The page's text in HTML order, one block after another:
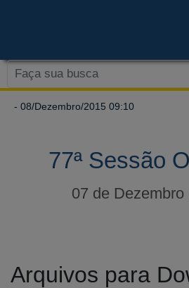
- 08/Dezembro/2015 09:10
77ª Sessão
07 de Dezembro
Arquivos para